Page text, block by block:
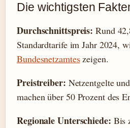
Die wichtigsten
Durchschnittspreis: Rund
Standardtarife im Jahr 2024,
Bundesnetzamteszeigen.
Preistreiber: Netzentgelte
machen über 50 Prozent des
Regionale Unterschiede: Bis